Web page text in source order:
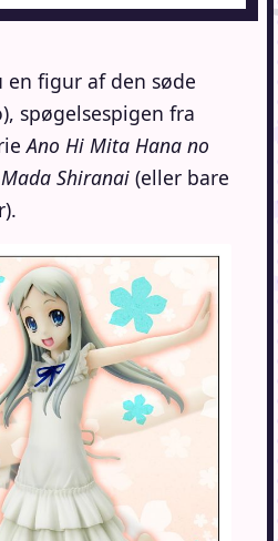
figur af den søde
spøgelsespigen fra
Ano Hi Mita Hana no
Shiranai (eller bare